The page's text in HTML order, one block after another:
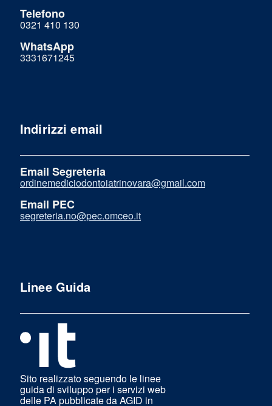
Telefono
0321 410 130
WhatsApp
3331671245
Indirizzi email
Email Segreteria
ordinemediciodontoiatrinovara@gmail.com
Email PEC
segreteria.no@pec.omceo.it
Linee Guida
Sito realizzato seguendo le linee
guida di sviluppo per i servizi web
delle PA pubblicate da AGID in